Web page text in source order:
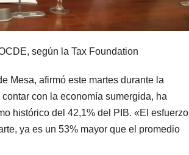
según la Tax Foundation
Mesa, afirmó este martes durante la
con la economía sumergida, ha
histórico del 42,1% del PIB. «El esfuerzo
ya es un 53% mayor que el promedio